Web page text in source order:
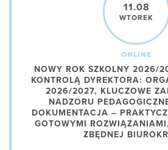
11.08
WTOREK
ONLINE
NOWY ROK SZKOLNY 2026/
KONTROLĄ DYREKTORA:
2026/2027, KLUCZOWE
NADZORU
DOKUMENTACJA –
GOTOWYMI
ZBĘDNEJ